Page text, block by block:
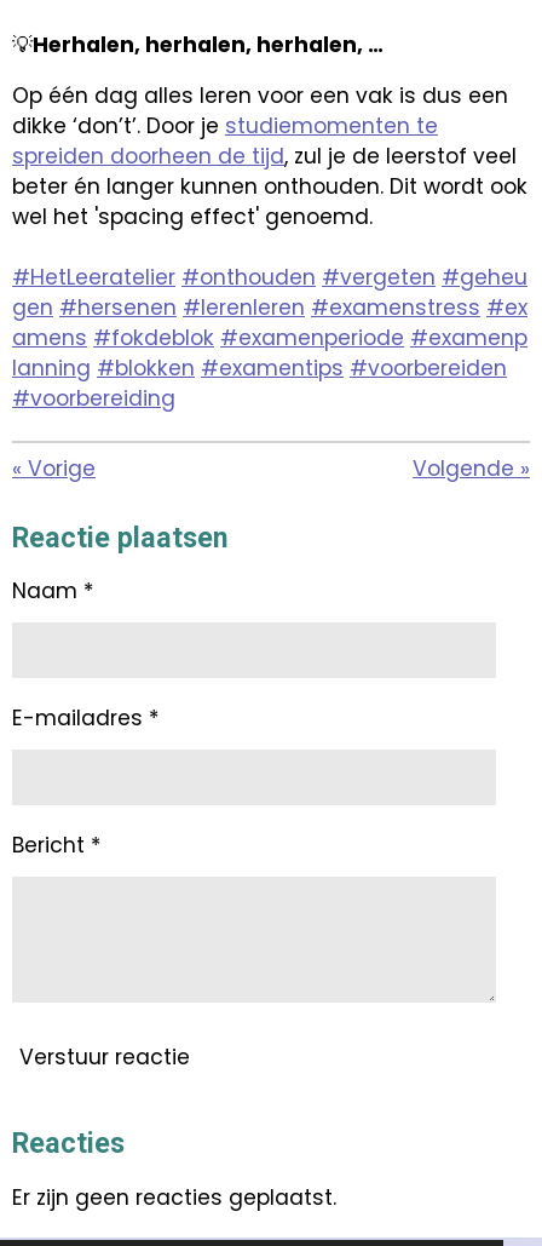
💡Herhalen, herhalen, herhalen, …
Op één dag alles leren voor een vak is dus een
dikke ‘don’t’. Door je studiemomenten te
spreiden doorheen de tijd, zul je de leerstof veel
beter én langer kunnen onthouden. Dit wordt ook
wel het 'spacing effect' genoemd.
#HetLeeratelier #onthouden #vergeten #geheu
gen #hersenen #lerenleren #examenstress #ex
amens #fokdeblok #examenperiode #examenp
lanning #blokken #examentips #voorbereiden
#voorbereiding
« Vorige Volgende »
Reactie plaatsen
Naam *
E-mailadres *
Bericht *
Verstuur reactie
Reacties
Er zijn geen reacties geplaatst.